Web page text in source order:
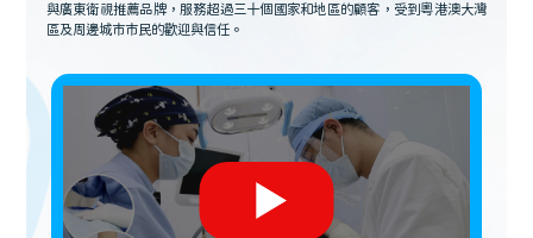
與廣東衛視推薦品牌，服務超過三十個國家和地區的顧客，受到粵港澳大灣
區及周邊城市市民的歡迎與信任。